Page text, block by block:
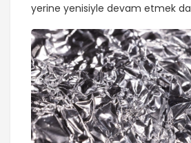
yerine yenisiyle devam etmek